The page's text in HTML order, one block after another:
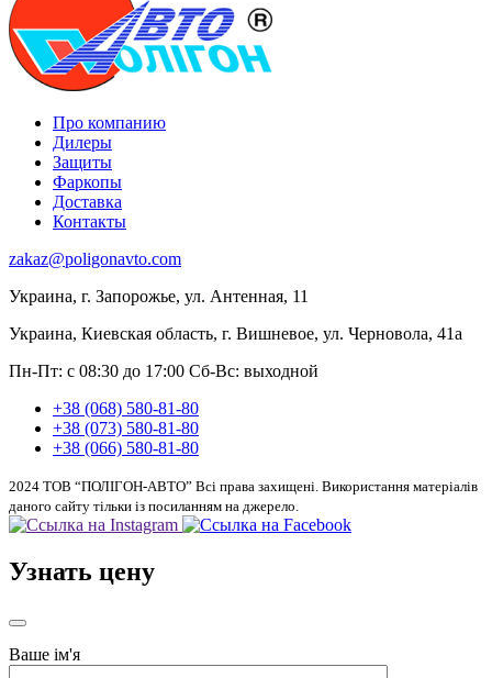
Про компанию
Дилеры
Защиты
Фаркопы
Доставка
Контакты
zakaz@poligonavto.com
Украина, г. Запорожье, ул. Антенная, 11
Украина, Киевская область, г. Вишневое, ул. Черновола, 41а
Пн-Пт: с 08:30 до 17:00 Сб-Вс: выходной
+38 (068) 580-81-80
+38 (073) 580-81-80
+38 (066) 580-81-80
2024 ТОВ “ПОЛІГОН-АВТО” Всі права захищені. Використання матеріалів
даного сайту тільки із посиланням на джерело.
Узнать цену
Ваше ім'я